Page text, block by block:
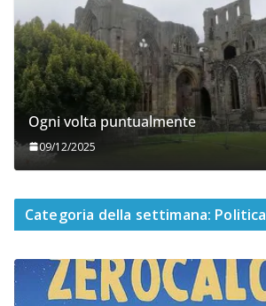
Ogni volta puntualmente
09/12/2025
Categoria della settimana: Politica